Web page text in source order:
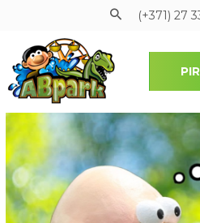
Pāriet uz galveno saturu
(+371) 27